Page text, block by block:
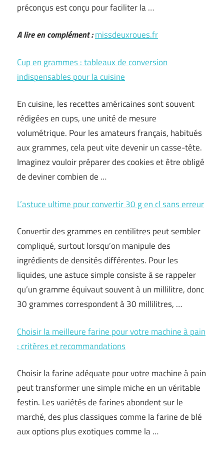
préconçus est conçu pour faciliter la …
A lire en complément :missdeuxroues.fr
Cup en grammes : tableaux de conversion
indispensables pour la cuisine
En cuisine, les recettes américaines sont souvent
rédigées en cups, une unité de mesure
volumétrique. Pour les amateurs français, habitués
aux grammes, cela peut vite devenir un casse-tête.
Imaginez vouloir préparer des cookies et être obligé
de deviner combien de …
L’astuce ultime pour convertir 30 g en cl sans erreur
Convertir des grammes en centilitres peut sembler
compliqué, surtout lorsqu’on manipule des
ingrédients de densités différentes. Pour les
liquides, une astuce simple consiste à se rappeler
qu’un gramme équivaut souvent à un millilitre, donc
30 grammes correspondent à 30 millilitres, …
Choisir la meilleure farine pour votre machine à pain
: critères et recommandations
Choisir la farine adéquate pour votre machine à pain
peut transformer une simple miche en un véritable
festin. Les variétés de farines abondent sur le
marché, des plus classiques comme la farine de blé
aux options plus exotiques comme la …